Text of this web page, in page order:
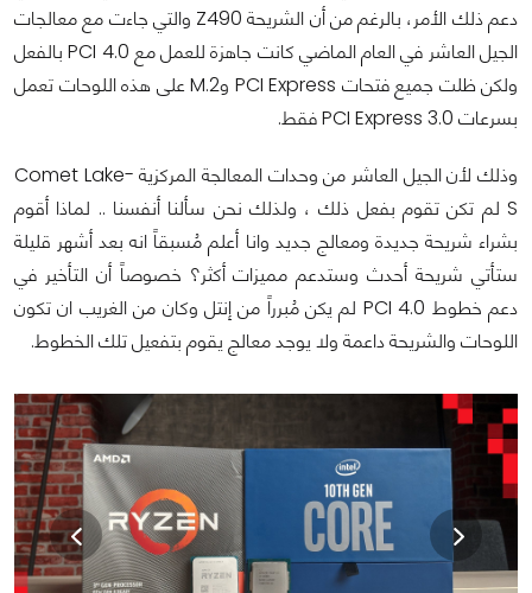
دعم ذلك الأمر، بالرغم من أن الشريحة Z490 والتي جاءت مع معالجات
الجيل العاشر في العام الماضي كانت جاهزة للعمل مع PCI 4.0 بالفعل
ولكن ظلت جميع فتحات PCI Express وM.2 على هذه اللوحات تعمل
بسرعات PCI Express 3.0 فقط.
وذلك لأن الجيل العاشر من وحدات المعالجة المركزية Comet Lake-
S لم تكن تقوم بفعل ذلك ، ولذلك نحن سألنا أنفسنا .. لماذا أقوم
بشراء شريحة جديدة ومعالج جديد وانا أعلم مُسبقاً انه بعد أشهر قليلة
ستأتي شريحة أحدث وستدعم مميزات أكثر؟ خصوصاً أن التأخير في
دعم خطوط PCI 4.0 لم يكن مُبرراً من إنتل وكان من الغريب ان تكون
اللوحات والشريحة داعمة ولا يوجد معالج يقوم بتفعيل تلك الخطوط.